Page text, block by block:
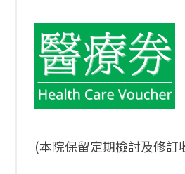
(本院保留定期檢討及修訂